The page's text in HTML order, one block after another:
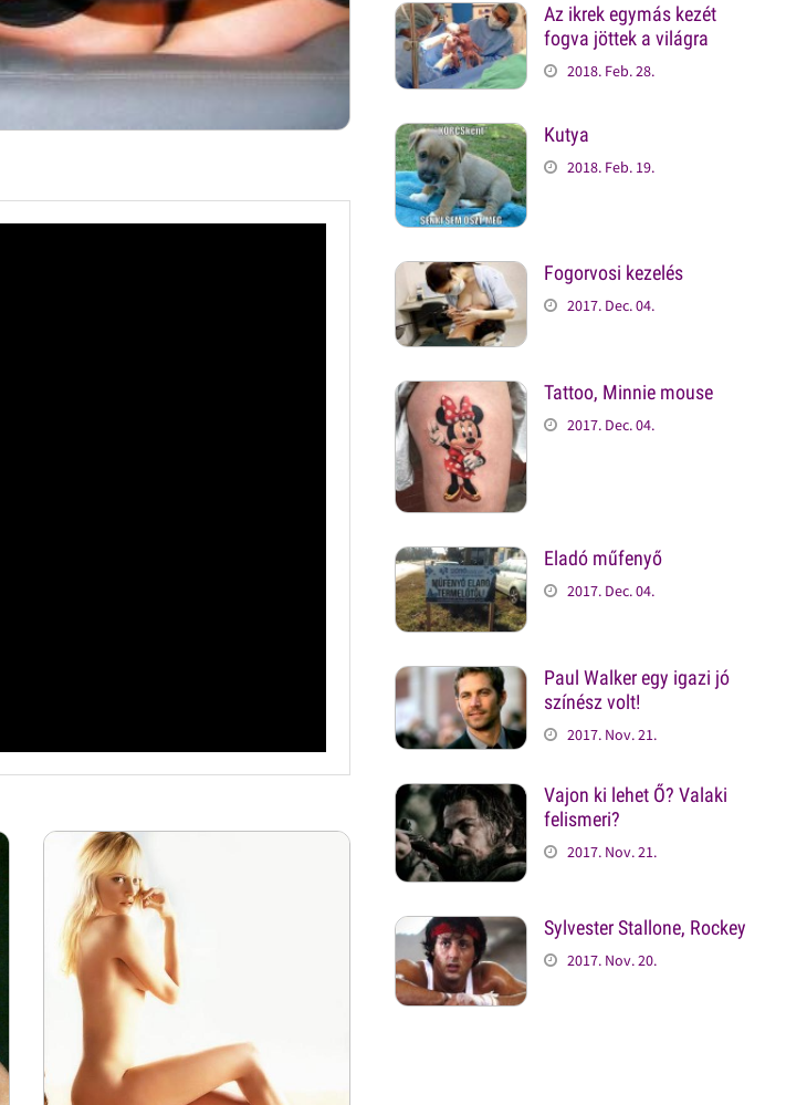
Az ikrek egymás kezét
fogva jöttek a világra
2018. Feb. 28.
Kutya
2018. Feb. 19.
Fogorvosi kezelés
2017. Dec. 04.
Tattoo, Minnie mouse
2017. Dec. 04.
Eladó műfenyő
2017. Dec. 04.
Paul Walker egy igazi jó
színész volt!
2017. Nov. 21.
Vajon ki lehet Ő? Valaki
felismeri?
2017. Nov. 21.
Sylvester Stallone, Rockey
2017. Nov. 20.